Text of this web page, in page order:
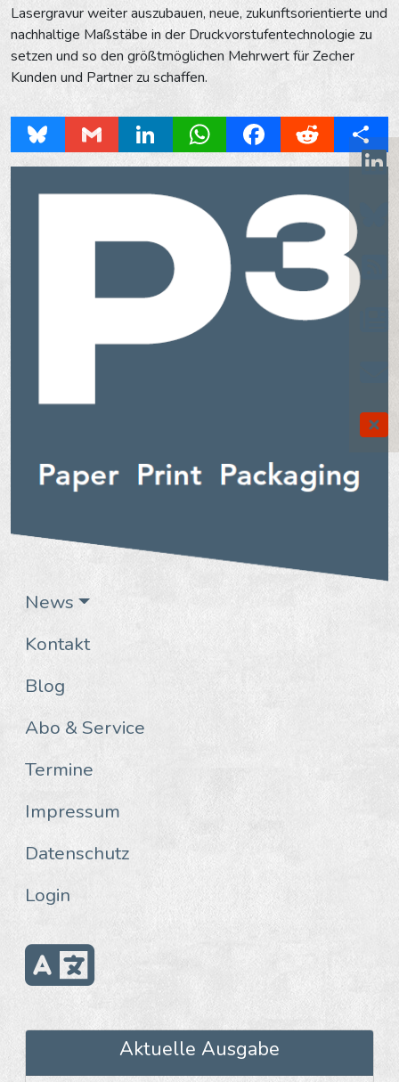
News
Kontakt
Blog
Abo & Service
Termine
Impressum
Datenschutz
Login
Aktuelle Ausgabe
Lasergravur weiter auszubauen, neue, zukunftsorientierte und
nachhaltige Maßstäbe in der Druckvorstufentechnologie zu
setzen und so den größtmöglichen Mehrwert für Zecher
Kunden und Partner zu schaffen.
Bluesky Gmail LinkedInWhatsAppFacebookReddit Share